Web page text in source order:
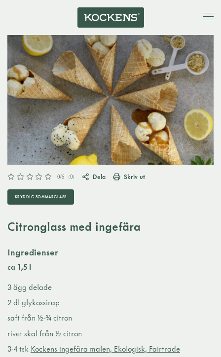
0/5 (0) Dela Skriv ut
KRYDDIG SOMMARGLASS
Citronglass med ingefära
Ingredienser
ca 1,5 l
3 ägg delade
2 dl glykossirap
saft från ½-¾ citron
rivet skal från ½ citron
3-4 tsk Kockens ingefära malen, Ekologisk, Fairtrade